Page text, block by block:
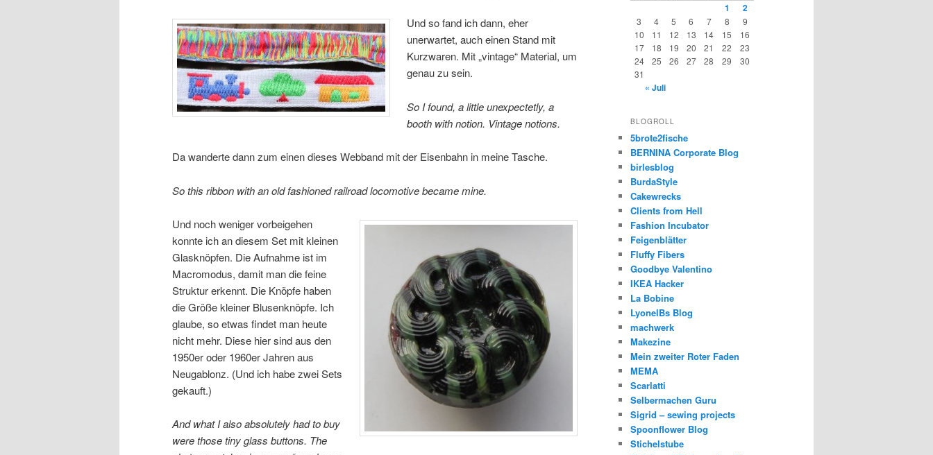
Und so fand ich dann, eher
unerwartet, auch einen Stand mit
Kurzwaren. Mit „vintage“ Material, um
genau zu sein.
So I found, a little unexpectetly, a
booth with notion. Vintage notions.
Da wanderte dann zum einen dieses Webband mit der Eisenbahn in meine Tasche.
So this ribbon with an old fashioned railroad locomotive became mine.
Und noch weniger vorbeigehen
konnte ich an diesem Set mit kleinen
Glasknöpfen. Die Aufnahme ist im
Macromodus, damit man die feine
Struktur erkennt. Die Knöpfe haben
die Größe kleiner Blusenknöpfe. Ich
glaube, so etwas findet man heute
nicht mehr. Diese hier sind aus den
1950er oder 1960er Jahren aus
Neugablonz. (Und ich habe zwei Sets
gekauft.)
And what I also absolutely had to buy
were those tiny glass buttons. The
1
2
3 4 5 6 7 8
9
10
11 12 13 14 15
16
17
18 19 20 21 22
23
24
25 26 27 28 29
30
31
« Juli
BLOGROLL
5brote2fische
BERNINA Corporate Blog
birlesblog
BurdaStyle
Cakewrecks
Clients from Hell
Fashion Incubator
Feigenblätter
Fluffy Fibers
Goodbye Valentino
IKEA Hacker
La Bobine
LyonelBs Blog
machwerk
Makezine
Mein zweiter Roter Faden
MEMA
Scarlatti
Selbermachen Guru
Sigrid – sewing projects
Spoonflower Blog
Stichelstube